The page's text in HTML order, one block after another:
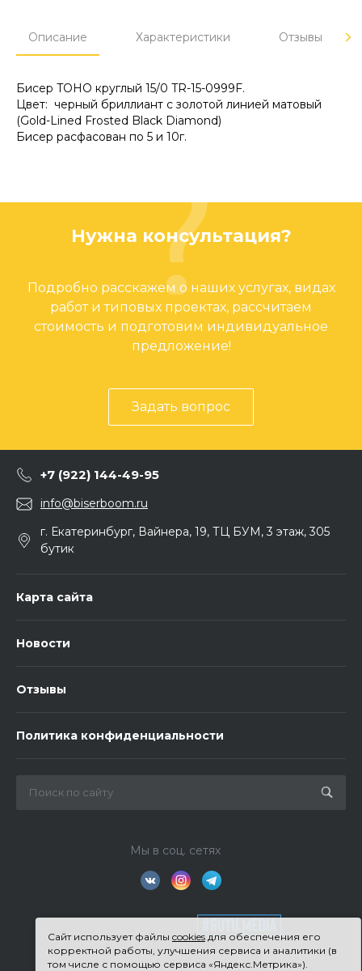
Сайт использует файлы cookiesдля обеспечения его
корректной работы, улучшения сервиса и аналитики (в
том числе с помощью сервиса «Яндекс.Метрика»).
Описание Характеристики Отзывы
Бисер TOHO круглый 15/0 TR-15-0999F.
Цвет: черный бриллиант с золотой линией матовый
(Gold-Lined Frosted Black Diamond)
Бисер расфасован по 5 и 10г.
Нужна консультация?
Подробно расскажем о наших услугах, видах
работ и типовых проектах, рассчитаем
стоимость и подготовим индивидуальное
предложение!
Задать вопрос
+7 (922) 144-49-95
info@biserboom.ru
г. Екатеринбург, Вайнера, 19, ТЦ БУМ, 3 этаж, 305
бутик
Карта сайта
Новости
Отзывы
Политика конфиденциальности
Мы в соц. сетях